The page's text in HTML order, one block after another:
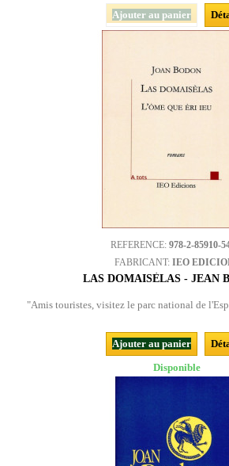
Ajouter au panier
REFERENCE: 978-2-85910-
FABRICANT: IEO
LAS DOMAISÈLAS - JEAN
"Amis touristes, visitez le parc national de
Ajouter au panier
Disponible